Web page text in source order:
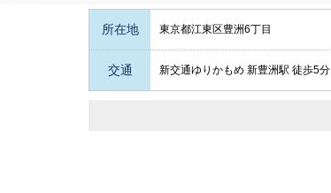
所在地 東京都江東区豊洲6丁目
交通 新交通ゆりかもめ 新豊洲駅 徒歩5分